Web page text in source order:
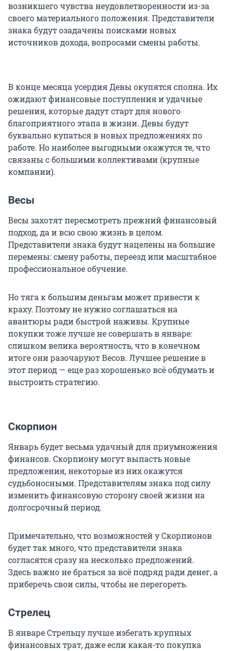
возникшего чувства неудовлетворенности из-за
своего материального положения. Представители
знака будут озадачены поисками новых
источников дохода, вопросами смены работы.
В конце месяца усердия Девы окупятся сполна. Их
ожидают финансовые поступления и удачные
решения, которые дадут старт для нового
благоприятного этапа в жизни. Девы будут
буквально купаться в новых предложениях по
работе. Но наиболее выгодными окажутся те, что
связаны с большими коллективами (крупные
компании).
Весы
Весы захотят пересмотреть прежний финансовый
подход, да и всю свою жизнь в целом.
Представители знака будут нацелены на большие
перемены: смену работы, переезд или масштабное
профессиональное обучение.
Но тяга к большим деньгам может привести к
краху. Поэтому не нужно соглашаться на
авантюры ради быстрой наживы. Крупные
покупки тоже лучше не совершать в январе:
слишком велика вероятность, что в конечном
итоге они разочаруют Весов. Лучшее решение в
этот период — еще раз хорошенько всё обдумать и
выстроить стратегию.
Скорпион
Январь будет весьма удачный для приумножения
финансов. Скорпиону могут выпасть новые
предложения, некоторые из них окажутся
судьбоносными. Представителям знака под силу
изменить финансовую сторону своей жизни на
долгосрочный период.
Примечательно, что возможностей у Скорпионов
будет так много, что представители знака
согласятся сразу на несколько предложений.
Здесь важно не браться за всё подряд ради денег, а
приберечь свои силы, чтобы не перегореть.
Стрелец
В январе Стрельцу лучше избегать крупных
финансовых трат, даже если какая-то покупка